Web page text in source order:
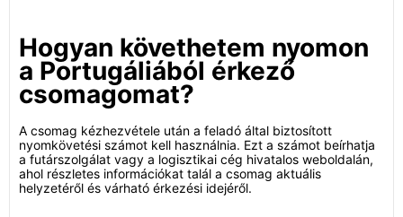
Hogyan követhetem nyomon
a Portugáliából érkező
csomagomat?
A csomag kézhezvétele után a feladó által biztosított
nyomkövetési számot kell használnia. Ezt a számot beírhatja
a futárszolgálat vagy a logisztikai cég hivatalos weboldalán,
ahol részletes információkat talál a csomag aktuális
helyzetéről és várható érkezési idejéről.